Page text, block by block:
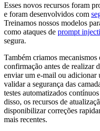
Esses novos recursos foram
e foram desenvolvidos com
Treinamos nossos modelos
como ataques de prompt
segura.
Também criamos
confirmação antes de realizar
enviar um e-mail ou adicionar
validar a segurança das
testes automatizados
disso, os recursos de
disponibilizar correções
mais recentes.